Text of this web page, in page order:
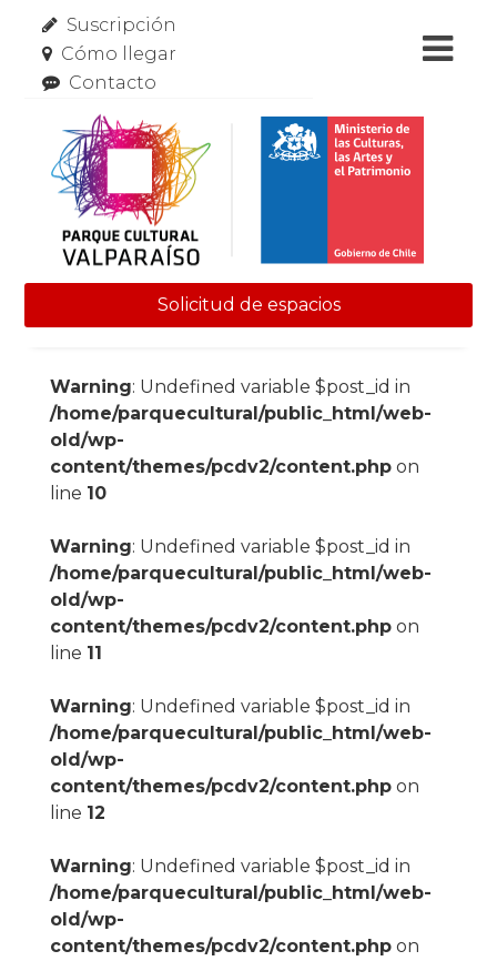
Suscripción
Cómo llegar
Contacto
Solicitud de espacios
Warning: Undefined variable $post_id in
/home/parquecultural/public_html/web-
old/wp-
content/themes/pcdv2/content.phpon
line 10
Warning: Undefined variable $post_id in
/home/parquecultural/public_html/web-
old/wp-
content/themes/pcdv2/content.phpon
line 11
Warning: Undefined variable $post_id in
/home/parquecultural/public_html/web-
old/wp-
content/themes/pcdv2/content.phpon
line 12
Warning: Undefined variable $post_id in
/home/parquecultural/public_html/web-
old/wp-
content/themes/pcdv2/content.phpon